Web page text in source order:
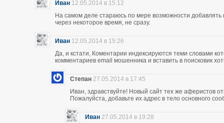
Иван 12.05.2014 в 15:12
На самом деле стараюсь по мере возможности
через некоторое время, не сразу.
Иван 12.05.2014 в 15:26
Да, и кстати, Коментарии индексируются теми словами
комментариев email мошенника и вставить в поисковик
Степан 27.05.2014 в 17:45
Иван, здравствуйте! Новый сайт тех же аферистов
Пожалуйста, добавьте их адрес в тело основного
Иван 27.05.2014 в 19:28